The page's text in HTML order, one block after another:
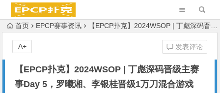
首页 EPCP赛事资讯 【EPCP扑克】2024WSOP | 丁彪深码晋级主赛事Day 5，罗曦湘、李银桂晋级1万刀混合游戏Day 2
【EPCP扑克】2024WSOP | 丁彪深码晋级主赛
事Day 5，罗曦湘、李银桂晋级1万刀混合游戏
发表评论
A+